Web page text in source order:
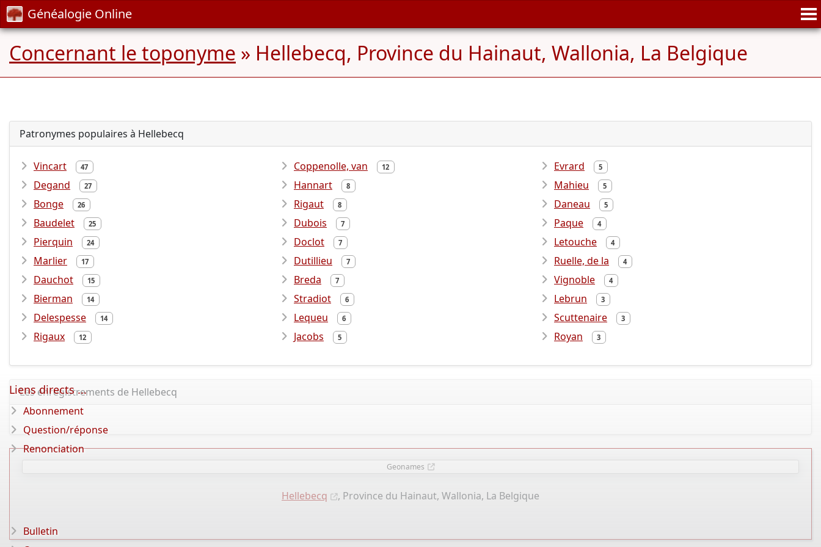
Généalogie Online
Concernant le toponyme » Hellebecq, Province du Hainaut, Wallonia, La Belgique
Patronymes populaires à Hellebecq
Vincart 47
Degand 27
Bonge 26
Baudelet 25
Pierquin 24
Marlier 17
Dauchot 15
Bierman 14
Delespesse 14
Rigaux 12
Coppenolle, van 12
Hannart 8
Rigaut 8
Dubois 7
Doclot 7
Dutillieu 7
Breda 7
Stradiot 6
Lequeu 6
Jacobs 5
Evrard 5
Mahieu 5
Daneau 5
Paque 4
Letouche 4
Ruelle, de la 4
Vignoble 4
Lebrun 3
Scuttenaire 3
Royan 3
Les enregistrements de Hellebecq
Geonames
Hellebecq , Province du Hainaut, Wallonia, La Belgique
Liens directs ...
Abonnement
Question/réponse
Renonciation
Bulletin